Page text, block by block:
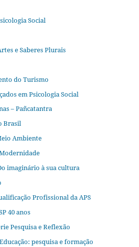
Social
e Saberes Plurais
do Turismo
em Psicologia Social
– Pañcatantra
Brasil
Ambiente
imaginário à sua cultura
Profissional da APS
40 anos
Pesquisa e Reflexão
pesquisa e formação